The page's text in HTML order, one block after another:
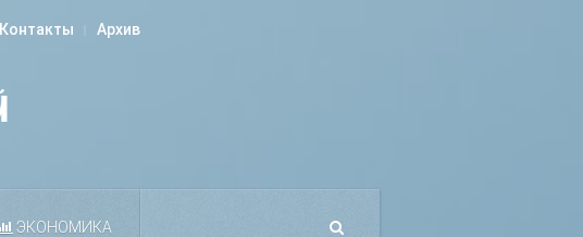
Контакты Архив
ЭКОНОМИКА